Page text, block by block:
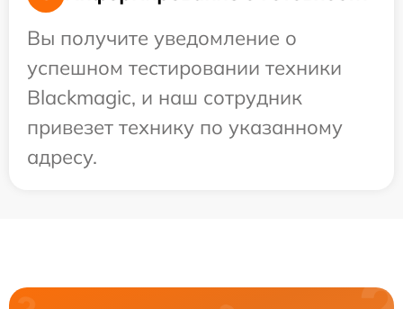
Вы получите уведомление о
успешном тестировании техники
Blackmagic, и наш сотрудник
привезет технику по указанному
адресу.